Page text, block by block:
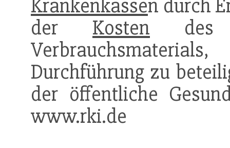
Krankenkassen durch
der Kosten des
Durchführung zu
der öffentliche
www.rki.de